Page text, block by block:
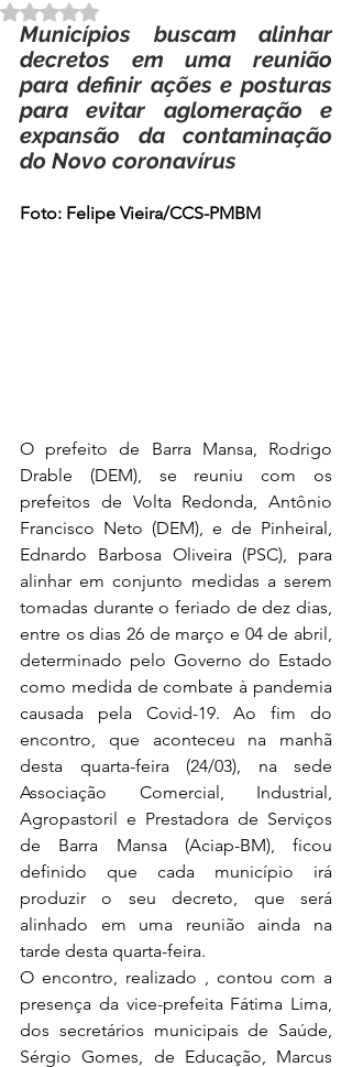
Avaliado com NaN de 5 estrelas.
Municípios buscam alinhar
decretos em uma reunião
para definir ações e posturas
para evitar aglomeração e
expansão da contaminação
do Novo coronavírus
Foto: Felipe Vieira/CCS-PMBM
O prefeito de Barra Mansa, Rodrigo
Drable (DEM), se reuniu com os
prefeitos de Volta Redonda, Antônio
Francisco Neto (DEM), e de Pinheiral,
Ednardo Barbosa Oliveira (PSC), para
alinhar em conjunto medidas a serem
tomadas durante o feriado de dez dias,
entre os dias 26 de março e 04 de abril,
determinado pelo Governo do Estado
como medida de combate à pandemia
causada pela Covid-19. Ao fim do
encontro, que aconteceu na manhã
desta quarta-feira (24/03), na sede
Associação Comercial, Industrial,
Agropastoril e Prestadora de Serviços
de Barra Mansa (Aciap-BM), ficou
definido que cada município irá
produzir o seu decreto, que será
alinhado em uma reunião ainda na
tarde desta quarta-feira.
O encontro, realizado , contou com a
presença da vice-prefeita Fátima Lima,
dos secretários municipais de Saúde,
Sérgio Gomes, de Educação, Marcus